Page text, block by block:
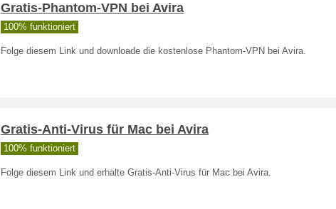
Gratis-Phantom-VPN bei Avira
100% funktioniert
Folge diesem Link und downloade die kostenlose Phantom-VPN bei Avira.
Gratis-Anti-Virus für Mac bei Avira
100% funktioniert
Folge diesem Link und erhalte Gratis-Anti-Virus für Mac bei Avira.